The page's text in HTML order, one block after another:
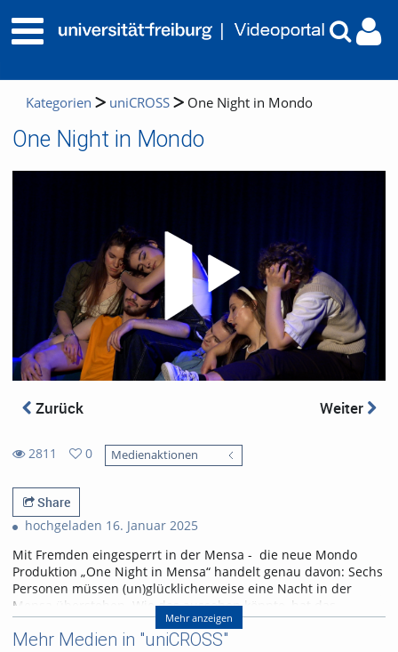
Kategorien uniCROSS One Night in Mondo
One Night in Mondo
Zurück Weiter
2811
views
0
favorites
Medienaktionen
Share
hochgeladen 16. Januar 2025
Mit Fremden eingesperrt in der Mensa - die neue Mondo
Produktion „One Night in Mensa“ handelt genau davon: Sechs
Personen müssen (un)glücklicherweise eine Nacht in der
Mensa überstehen. Wie das aussehen könnte, hat das
MONDO Musiktheater in ihrem selbstkonzipierten Musical in
Szene gesetzt.
Mehr anzeigen
Mehr Medien in "uniCROSS"